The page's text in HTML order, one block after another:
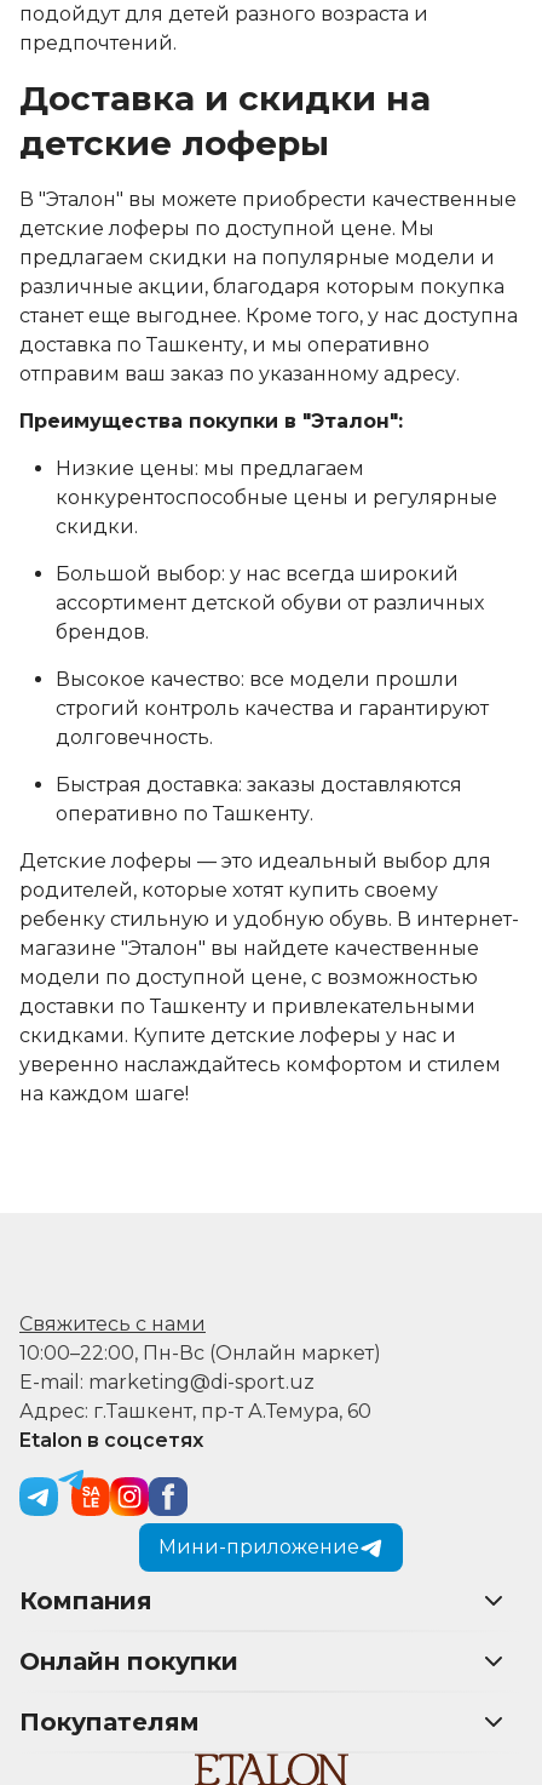
подойдут для детей разного возраста и
предпочтений.
Доставка и скидки на
детские лоферы
В "Эталон" вы можете приобрести качественные
детские лоферы по доступной цене. Мы
предлагаем скидки на популярные модели и
различные акции, благодаря которым покупка
станет еще выгоднее. Кроме того, у нас доступна
доставка по Ташкенту, и мы оперативно
отправим ваш заказ по указанному адресу.
Преимущества покупки в "Эталон":
Низкие цены: мы предлагаем
конкурентоспособные цены и регулярные
скидки.
Большой выбор: у нас всегда широкий
ассортимент детской обуви от различных
брендов.
Высокое качество: все модели прошли
строгий контроль качества и гарантируют
долговечность.
Быстрая доставка: заказы доставляются
оперативно по Ташкенту.
Детские лоферы — это идеальный выбор для
родителей, которые хотят купить своему
ребенку стильную и удобную обувь. В интернет-
магазине "Эталон" вы найдете качественные
модели по доступной цене, с возможностью
доставки по Ташкенту и привлекательными
скидками. Купите детские лоферы у нас и
уверенно наслаждайтесь комфортом и стилем
на каждом шаге!
Свяжитесь с нами
10:00–22:00, Пн-Вс (Онлайн маркет)
E-mail: marketing@di-sport.uz
Адрес: г.Ташкент, пр-т А.Темура, 60
Etalon в соцсетях
Мини-приложение
Компания
Онлайн покупки
Покупателям